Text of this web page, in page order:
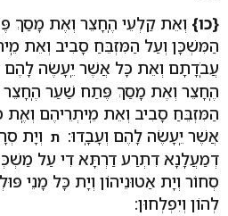
{כו} וְאֵת קַלְעֵי הֶֽחָצֵר וְאֶת מָסַךְ
הַמִּשְׁכָּן וְעַל הַמִּזְבֵּחַ סָבִיב וְאֵת
עֲבֹֽדָתָם וְאֵת כָּל אֲשֶׁר יֵֽעָשֶׂה לָהֶם
הֶֽחָצֵר וְאֶת מָסַךְ פֶּתַח שַׁעַר הֶֽחָצֵר
הַמִּזְבֵּחַ סָבִיב וְאֵת מֵֽיתְרֵיהֶם
אֲשֶׁר יֵֽעָשֶׂה לָהֶם וְעָבָֽדוּ: ת וְיָת
דְמַעֲלָנָא דִתְרַע דַרְתָּא דִי עַל
סְחוֹר וְיָת אַטוּנֵיהוֹן וְיָת כָּל מָנֵי
לְהוֹן וְיִפְלְחוּן: